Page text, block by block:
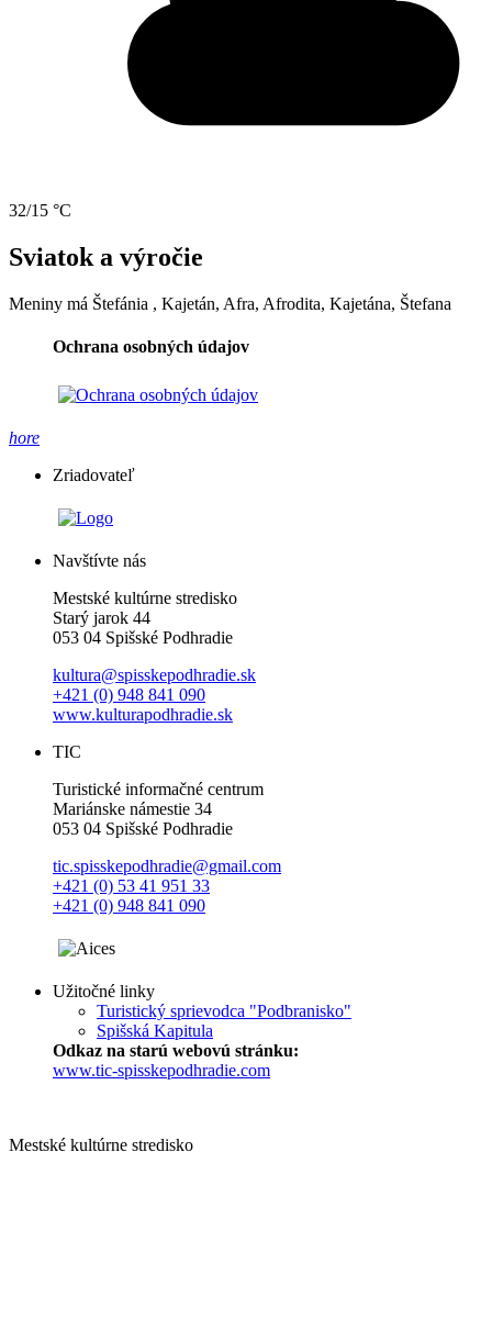
32/15 °C
Sviatok a výročie
Meniny má Štefánia , Kajetán, Afra, Afrodita, Kajetána, Štefana
Ochrana osobných údajov
hore
Zriadovateľ
Navštívte nás
Mestské kultúrne stredisko
Starý jarok 44
053 04 Spišské Podhradie
kultura@spisskepodhradie.sk
+421 (0) 948 841 090
www.kulturapodhradie.sk
TIC
Turistické informačné centrum
Mariánske námestie 34
053 04 Spišské Podhradie
tic.spisskepodhradie@gmail.com
+421 (0) 53 41 951 33
+421 (0) 948 841 090
Užitočné linky
Turistický sprievodca "Podbranisko"
Spišská Kapitula
Odkaz na starú webovú stránku:
www.tic-spisskepodhradie.com
Mestské kultúrne stredisko